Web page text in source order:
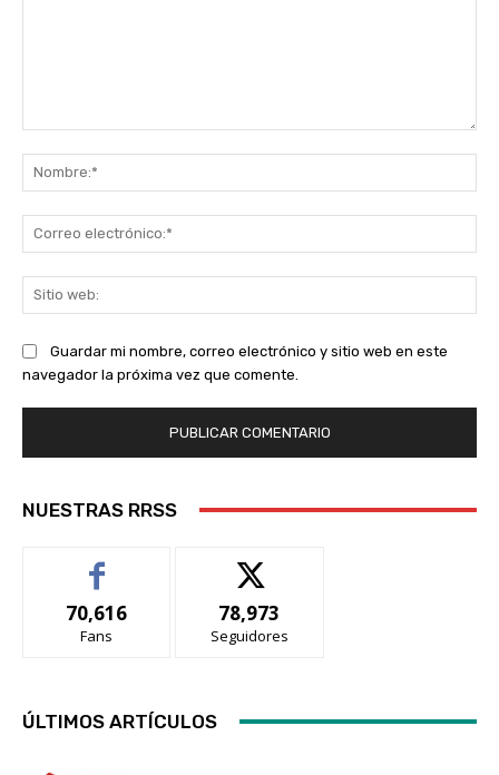
Guardar mi nombre, correo electrónico y sitio web en este
navegador la próxima vez que comente.
NUESTRAS RRSS
70,616
Fans
78,973
Seguidores
ÚLTIMOS ARTÍCULOS